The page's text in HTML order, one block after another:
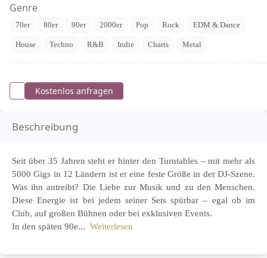
Genre
70er 80er 90er 2000er Pop Rock EDM & Dance
House Techno R&B Indie Charts Metal
Kostenlos anfragen
Beschreibung
Seit über 35 Jahren steht er hinter den Turntables – mit mehr als
5000 Gigs in 12 Ländern ist er eine feste Größe in der DJ-Szene.
Was ihn antreibt? Die Liebe zur Musik und zu den Menschen.
Diese Energie ist bei jedem seiner Sets spürbar – egal ob im
Club, auf großen Bühnen oder bei exklusiven Events.
In den späten 90e... Weiterlesen